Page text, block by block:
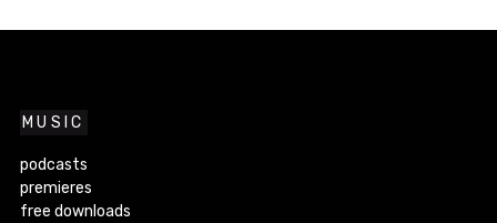
MUSIC
podcasts
premieres
free downloads